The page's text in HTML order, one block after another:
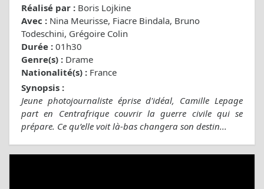
Réalisé par : Boris Lojkine
Avec : Nina Meurisse, Fiacre Bindala, Bruno
Todeschini, Grégoire Colin
Durée : 01h30
Genre(s) : Drame
Nationalité(s) : France
Synopsis :
Jeune photojournaliste éprise d'idéal, Camille Lepage
part en Centrafrique couvrir la guerre civile qui se
prépare. Ce qu’elle voit là-bas changera son destin...